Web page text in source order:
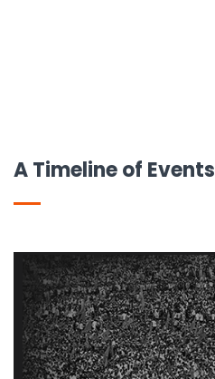
A Timeline of Events